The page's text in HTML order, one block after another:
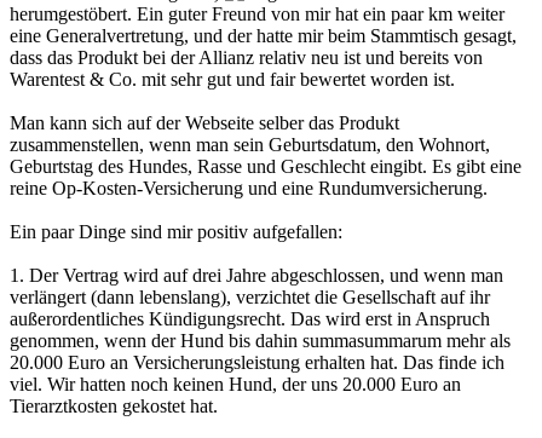
herumgestöbert. Ein guter Freund von mir hat ein paar km weiter
eine Generalvertretung, und der hatte mir beim Stammtisch gesagt,
dass das Produkt bei der Allianz relativ neu ist und bereits von
Warentest & Co. mit sehr gut und fair bewertet worden ist.
Man kann sich auf der Webseite selber das Produkt
zusammenstellen, wenn man sein Geburtsdatum, den Wohnort,
Geburtstag des Hundes, Rasse und Geschlecht eingibt. Es gibt eine
reine Op-Kosten-Versicherung und eine Rundumversicherung.
Ein paar Dinge sind mir positiv aufgefallen:
1. Der Vertrag wird auf drei Jahre abgeschlossen, und wenn man
verlängert (dann lebenslang), verzichtet die Gesellschaft auf ihr
außerordentliches Kündigungsrecht. Das wird erst in Anspruch
genommen, wenn der Hund bis dahin summasummarum mehr als
20.000 Euro an Versicherungsleistung erhalten hat. Das finde ich
viel. Wir hatten noch keinen Hund, der uns 20.000 Euro an
Tierarztkosten gekostet hat.